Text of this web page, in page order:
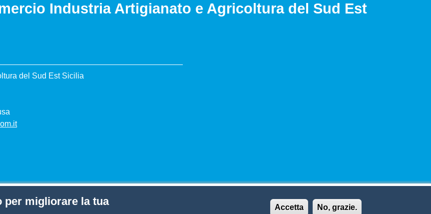
Industria Artigianato e Agricoltura del Sud Est
del Sud Est Sicilia
per migliorare la tua
Accetta No, grazie.